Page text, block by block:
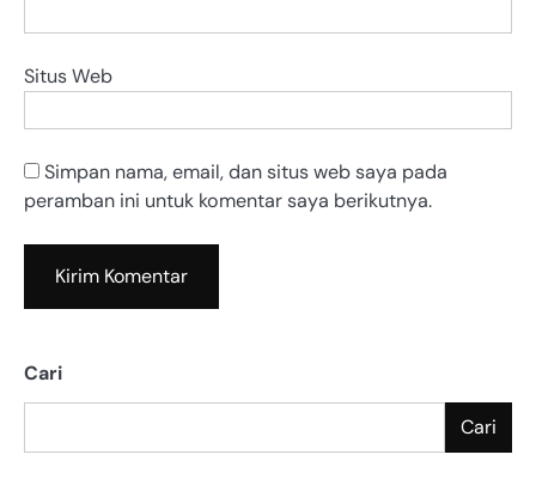
Situs Web
Simpan nama, email, dan situs web saya pada
peramban ini untuk komentar saya berikutnya.
Cari
Cari